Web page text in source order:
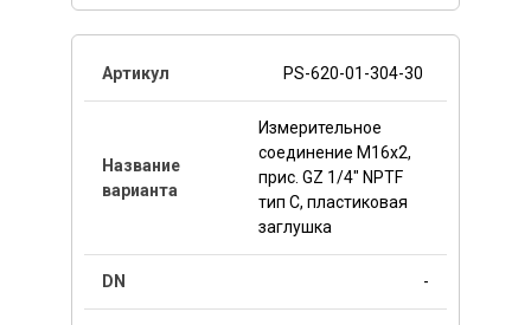
PS-620-01-304-30
Измерительное
соединение M16x2,
прис. GZ 1/4" NPTF
тип C, пластиковая
заглушка
-